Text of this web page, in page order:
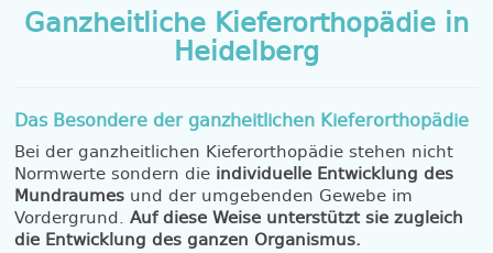
Ganzheitliche Kieferorthopädie in
Heidelberg
Das Besondere der ganzheitlichen Kieferorthopädie
Bei der ganzheitlichen Kieferorthopädie stehen nicht
Normwerte sondern die individuelle Entwicklung des
Mundraumes und der umgebenden Gewebe im
Vordergrund.Auf diese Weise unterstützt sie zugleich
die Entwicklung des ganzen Organismus.